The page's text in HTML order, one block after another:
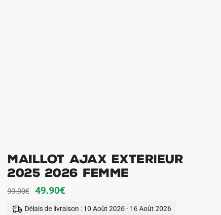
Maillot Ajax Exterieur
2025 2026 Femme
99.90€
Le
prix
49.90€Le
prix
Délais de livraison : 10 Août 2026 - 16 Août 2026